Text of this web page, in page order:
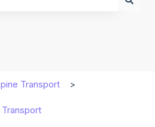
Transport